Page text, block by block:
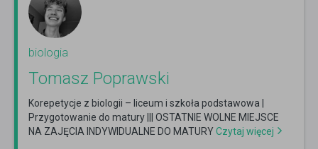
biologia
Tomasz Poprawski
Korepetycje z biologii – liceum i szkoła podstawowa |
Przygotowanie do matury ||| OSTATNIE WOLNE MIEJSCE
NA ZAJĘCIA INDYWIDUALNE DO MATURYCzytaj więcej